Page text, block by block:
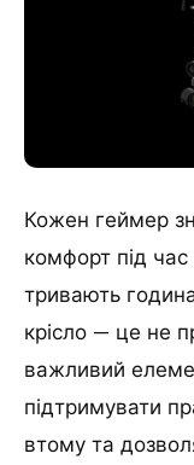
Кожен геймер
комфорт під час
тривають
крісло — це не
важливий
підтримувати
втому та